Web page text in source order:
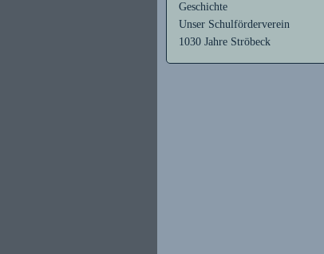
Geschichte
Unser Schulförderverein
1030 Jahre Ströbeck